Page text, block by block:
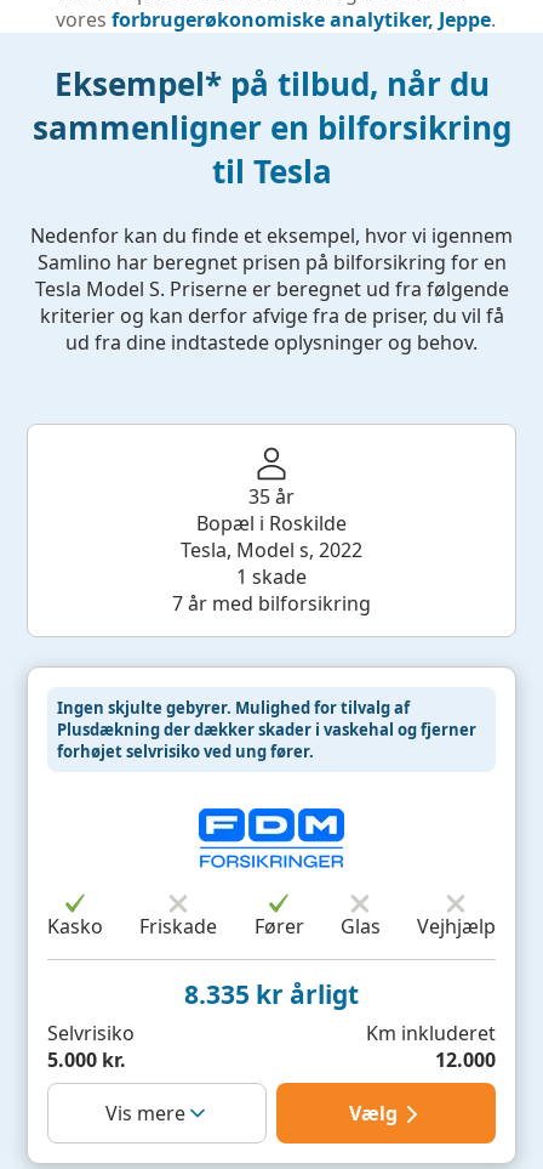
voresforbrugerøkonomiske analytiker, Jeppe.
Eksempel* på tilbud, når du
sammenligner en bilforsikring
til Tesla
Nedenfor kan du finde et eksempel, hvor vi igennem
Samlino har beregnet prisen på bilforsikring for en
Tesla Model S. Priserne er beregnet ud fra følgende
kriterier og kan derfor afvige fra de priser, du vil få
ud fra dine indtastede oplysninger og behov.
35 år
Bopæl i Roskilde
Tesla, Model s, 2022
1 skade
7 år med bilforsikring
Ingen skjulte gebyrer. Mulighed for tilvalg af
Plusdækning der dækker skader i vaskehal og fjerner
forhøjet selvrisiko ved ung fører.
Kasko Friskade Fører Glas Vejhjælp
8.335 kr årligt
Selvrisiko
5.000 kr.
Km inkluderet
12.000
Vis mere
Vælg